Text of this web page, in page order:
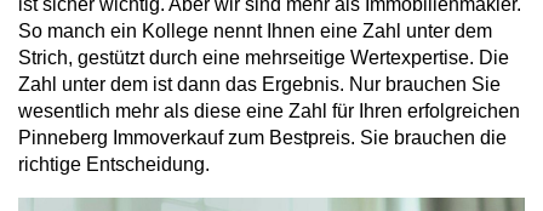
ist sicher wichtig. Aber wir sind mehr als Immobilienmakler.
So manch ein Kollege nennt Ihnen eine Zahl unter dem
Strich, gestützt durch eine mehrseitige Wertexpertise. Die
Zahl unter dem ist dann das Ergebnis. Nur brauchen Sie
wesentlich mehr als diese eine Zahl für Ihren erfolgreichen
Pinneberg Immoverkauf zum Bestpreis. Sie brauchen die
richtige Entscheidung.